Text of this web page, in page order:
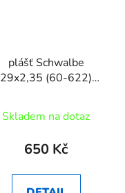
plášť Schwalbe
29x2,35 (60-622)
Skladem na dotaz
650 Kč